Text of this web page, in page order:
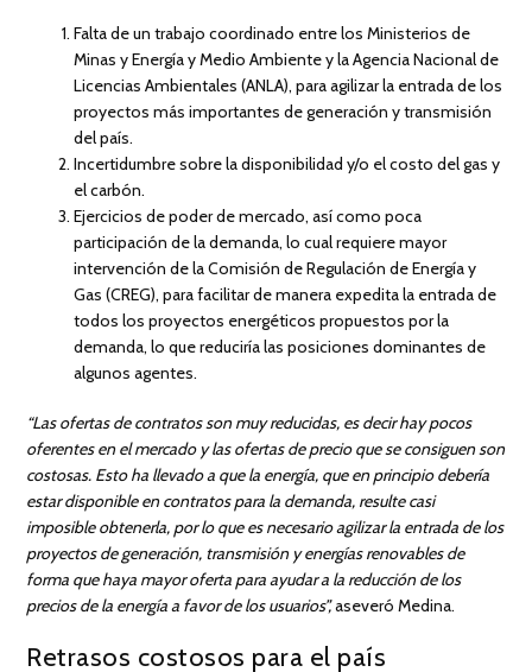
Falta de un trabajo coordinado entre los Ministerios de
Minas y Energía y Medio Ambiente y la Agencia Nacional de
Licencias Ambientales (ANLA), para agilizar la entrada de los
proyectos más importantes de generación y transmisión
del país.
Incertidumbre sobre la disponibilidad y/o el costo del gas y
el carbón.
Ejercicios de poder de mercado, así como poca
participación de la demanda, lo cual requiere mayor
intervención de la Comisión de Regulación de Energía y
Gas (CREG), para facilitar de manera expedita la entrada de
todos los proyectos energéticos propuestos por la
demanda, lo que reduciría las posiciones dominantes de
algunos agentes.
“Las ofertas de contratos son muy reducidas, es decir hay pocos
oferentes en el mercado y las ofertas de precio que se consiguen son
costosas. Esto ha llevado a que la energía, que en principio debería
estar disponible en contratos para la demanda, resulte casi
imposible obtenerla, por lo que es necesario agilizar la entrada de los
proyectos de generación, transmisión y energías renovables de
forma que haya mayor oferta para ayudar a la reducción de los
precios de la energía a favor de los usuarios”,aseveró Medina.
Retrasos costosos para el país